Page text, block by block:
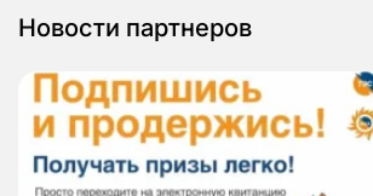
Новости партнеров